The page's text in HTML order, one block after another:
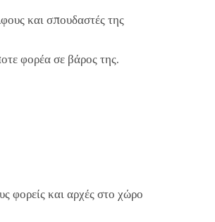
και σπουδαστές της
φορέα σε βάρος της.
φορείς και αρχές στο χώρο